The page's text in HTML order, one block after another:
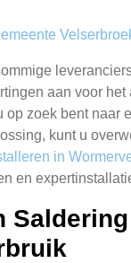
aan voor het
op zoek bent naar
kunt u
in
en